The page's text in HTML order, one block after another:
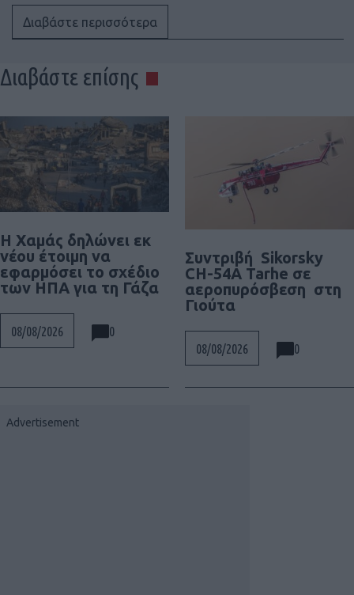
Διαβάστε περισσότερα
Διαβάστε επίσης
Η Χαμάς δηλώνει εκ
νέου έτοιμη να
εφαρμόσει το σχέδιο
των ΗΠΑ για τη Γάζα
08/08/2026 0
Συντριβή Sikorsky
CH-54A Tarhe σε
αεροπυρόσβεση στη
Γιούτα
08/08/2026 0